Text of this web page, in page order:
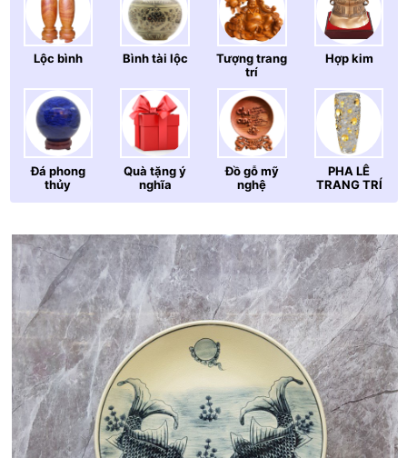
Lộc bình Bình tài lộc
Tượng trang
trí
Hợp kim
Đá phong
thủy
Quà tặng ý
nghĩa
Đồ gỗ mỹ
nghệ
PHA LÊ
TRANG TRÍ